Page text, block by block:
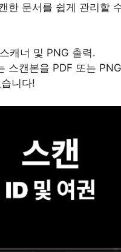
한 문서를 쉽게 관리할
캐너 및 PNG 출력.
스캔본을 PDF 또는
니다!